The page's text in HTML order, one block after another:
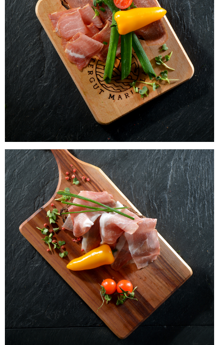
Laacher Bio Lachsschinken
WISSEN wo`s herkommt!
6,25 €
Laacher Bio Bauernschinken
WISSEN wo`s herkommt!
7,49 €